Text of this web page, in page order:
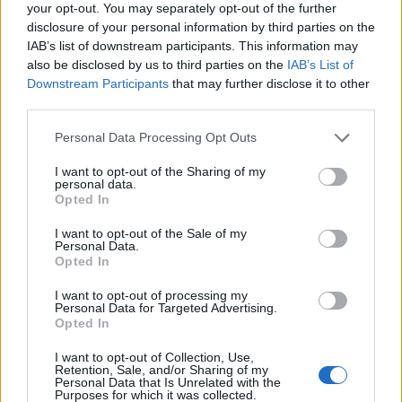
your opt-out. You may separately opt-out of the further
disclosure of your personal information by third parties on the
IAB’s list of downstream participants. This information may
also be disclosed by us to third parties on the IAB’s List of
Downstream Participants that may further disclose it to other
Personal Data Processing Opt Outs
I want to opt-out of the Sharing of my
personal data.
Opted In
I want to opt-out of the Sale of my
Personal Data.
Opted In
I want to opt-out of processing my
Personal Data for Targeted Advertising.
Opted In
I want to opt-out of Collection, Use,
Retention, Sale, and/or Sharing of my
Personal Data that Is Unrelated with the
Purposes for which it was collected.
aktivizon sërish zjarrin në
Drenie
pas natës së vështirë,
Aulon Kalaja: Banesat u
shpëtuan
Masakër mjedisore në
Gjirin e Lalzit/ Ujërat e
ndotet bregdeti në kulmin
e sezonit
Dy mijë vjet mësime dhe
Zjarr masiv në British
Hetimet për dosjen